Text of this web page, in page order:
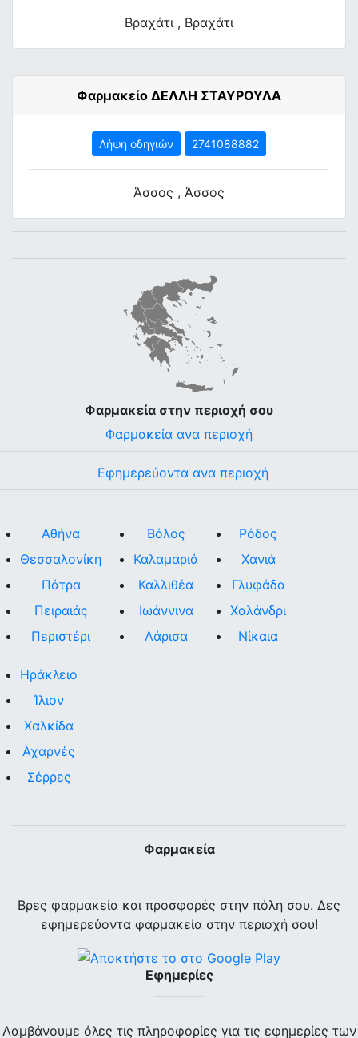
Βραχάτι , Βραχάτι
Φαρμακείο ΔΕΛΛΗ ΣΤΑΥΡΟΥΛΑ
Λήψη οδηγιών 2741088882
Άσσος , Άσσος
Φαρμακεία στην περιοχή σου
Φαρμακεία ανα περιοχή
Εφημερεύοντα ανα περιοχή
Αθήνα
Θεσσαλονίκη
Πάτρα
Πειραιάς
Περιστέρι
Βόλος
Καλαμαριά
Καλλιθέα
Ιωάννινα
Λάρισα
Ρόδος
Χανιά
Γλυφάδα
Χαλάνδρι
Νίκαια
Ηράκλειο
Ίλιον
Χαλκίδα
Αχαρνές
Σέρρες
Φαρμακεία
Βρες φαρμακεία και προσφορές στην πόλη σου. Δες
εφημερεύοντα φαρμακεία στην περιοχή σου!
Εφημερίες
Λαμβάνουμε όλες τις πληροφορίες για τις εφημερίες των